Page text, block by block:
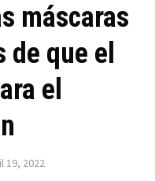
máscaras
que el
el
19, 2022